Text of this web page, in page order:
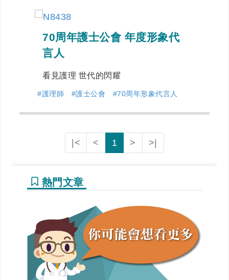
70周年護士公會 年度形象代
言人
看見護理 世代的閃耀
#護理師 #護士公會 #70周年形象代言人
|< < 1 > >|
熱門文章